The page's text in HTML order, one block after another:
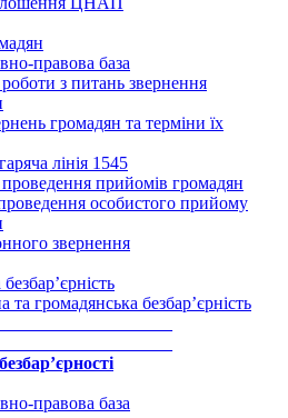
правова база
з питань звернення
громадян та терміни їх
лінія 1545
прийомів громадян
особистого прийому
звернення
та громадянська безбар’єрність
правова база